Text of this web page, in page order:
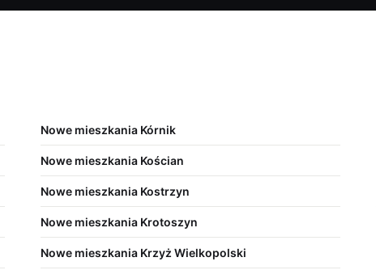
Nowe mieszkania Kórnik
Nowe mieszkania Kościan
Nowe mieszkania Kostrzyn
Nowe mieszkania Krotoszyn
Nowe mieszkania Krzyż Wielkopolski